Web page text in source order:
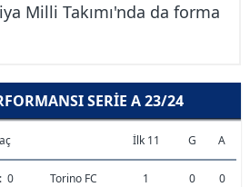
Milli Takımı'nda da forma
SERIE A 23/24
İlk 11 G A
: 0 Torino FC 1 0 0